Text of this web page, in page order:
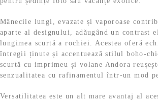
Mânecile lungi, evazate și vaporoase
aparte al designului, adăugând un contrast
lungimea scurtă a rochiei. Acestea oferă
întregii ținute și accentuează stilul boho-
scurtă cu imprimeu și volane Andora
senzualitatea cu rafinamentul într-un mod
Versatilitatea este un alt mare avantaj al